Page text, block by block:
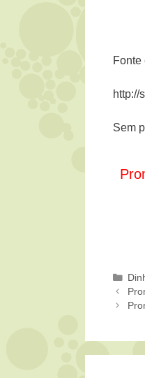
Fonte
http://
Sem